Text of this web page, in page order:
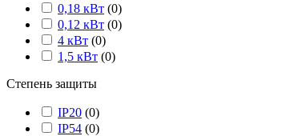
0,18 кВт (0)
0,12 кВт (0)
4 кВт (0)
1,5 кВт (0)
Степень защиты
IP20 (0)
IP54 (0)